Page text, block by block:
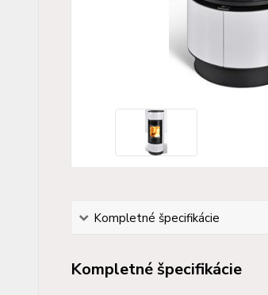
Kompletné špecifikácie
Kompletné špecifikácie